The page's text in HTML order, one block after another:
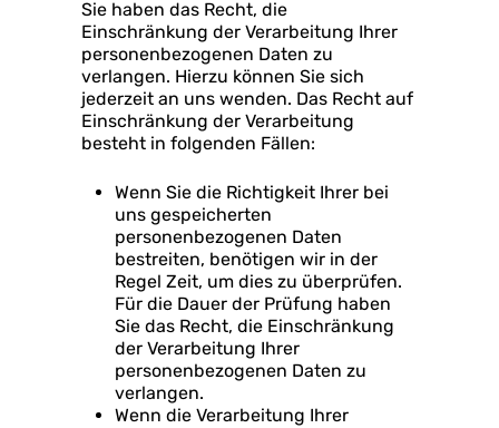
Sie haben das Recht, die
Einschränkung der Verarbeitung Ihrer
personenbezogenen Daten zu
verlangen. Hierzu können Sie sich
jederzeit an uns wenden. Das Recht auf
Einschränkung der Verarbeitung
besteht in folgenden Fällen:
Wenn Sie die Richtigkeit Ihrer bei
uns gespeicherten
personenbezogenen Daten
bestreiten, benötigen wir in der
Regel Zeit, um dies zu überprüfen.
Für die Dauer der Prüfung haben
Sie das Recht, die Einschränkung
der Verarbeitung Ihrer
personenbezogenen Daten zu
verlangen.
Wenn die Verarbeitung Ihrer